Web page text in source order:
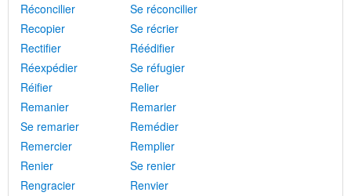
Réconcilier
Se réconcilier
Recopier
Se récrier
Rectifier
Réédifier
Réexpédier
Se réfugier
Réifier
Relier
Remanier
Remarier
Se remarier
Remédier
Remercier
Remplier
Renier
Se renier
Rengracier
Renvier